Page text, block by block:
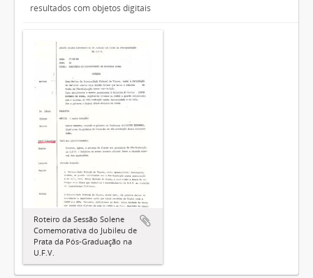
resultados com objetos digitais
Roteiro da Sessão Solene
Comemorativa do Jubileu de
Prata da Pós-Graduação na
U.F.V.